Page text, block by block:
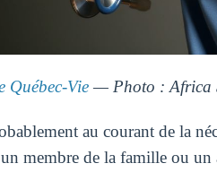
Québec-Vie— Photo : Africa
au courant de la
membre de la famille ou un